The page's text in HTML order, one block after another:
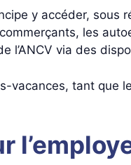
y accéder, sous
les
l’ANCV via des
vacances, tant que